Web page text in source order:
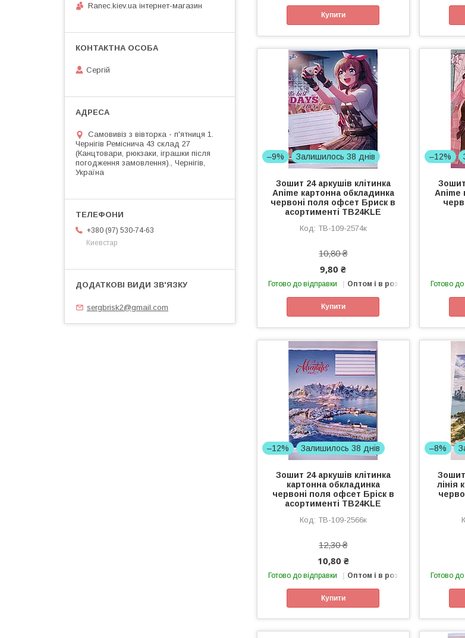
Купити
–9% Залишилось 38 днів
Зошит 24 аркушів клітинка
Anime картонна обкладинка
червоні поля офсет Бриск в
асортименті TB24KLE
TB-109-2574к
10,80 ₴
9,80 ₴
Готово до відправки Оптом і в роздріб
Купити
–12%
Зошит
Anime
Готово до
–12% Залишилось 38 днів
Зошит 24 аркушів клітинка
картонна обкладинка
червоні поля офсет Бріск в
асортименті TB24KLE
TB-109-2566к
12,30 ₴
10,80 ₴
Готово до відправки Оптом і в роздріб
Купити
–8%
лінія
Готово до
Ranec.kiev.ua інтернет-магазин
Сергій
Самовивіз з вівторка - п'ятниця 1.
Чернігів Реміснича 43 склад 27
(Канцтовари, рюкзаки, іграшки після
погодження замовлення)., Чернігів,
Україна
+380 (97) 530-74-63
Киевстар
sergbrisk2@gmail.com